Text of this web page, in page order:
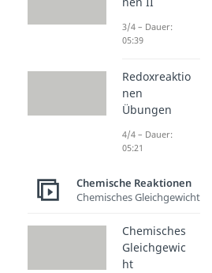
3/4 – Dauer:
05:39
Redoxreaktio
nen
Übungen
4/4 – Dauer:
05:21
Chemische Reaktionen
Chemisches Gleichgewicht
Chemisches
Gleichgewic
ht